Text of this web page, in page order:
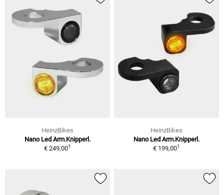
HeinzBikes
Nano Led Arm.Knipperl.
€ 249,001
HeinzBikes
Nano Led Arm.Knipperl.
€ 199,001